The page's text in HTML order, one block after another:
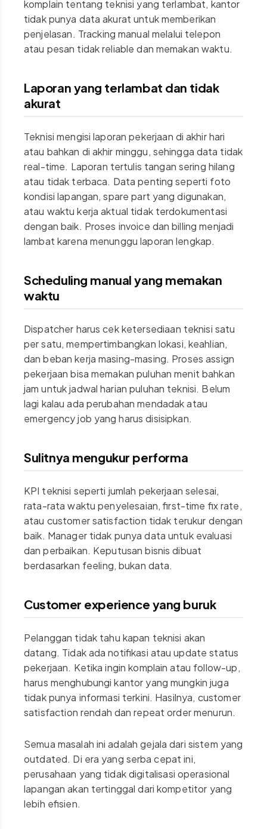
komplain tentang teknisi yang terlambat, kantor
tidak punya data akurat untuk memberikan
penjelasan. Tracking manual melalui telepon
atau pesan tidak reliable dan memakan waktu.
Laporan yang terlambat dan tidak
akurat
Teknisi mengisi laporan pekerjaan di akhir hari
atau bahkan di akhir minggu, sehingga data tidak
real-time. Laporan tertulis tangan sering hilang
atau tidak terbaca. Data penting seperti foto
kondisi lapangan, spare part yang digunakan,
atau waktu kerja aktual tidak terdokumentasi
dengan baik. Proses invoice dan billing menjadi
lambat karena menunggu laporan lengkap.
Scheduling manual yang memakan
waktu
Dispatcher harus cek ketersediaan teknisi satu
per satu, mempertimbangkan lokasi, keahlian,
dan beban kerja masing-masing. Proses assign
pekerjaan bisa memakan puluhan menit bahkan
jam untuk jadwal harian puluhan teknisi. Belum
lagi kalau ada perubahan mendadak atau
emergency job yang harus disisipkan.
Sulitnya mengukur performa
KPI teknisi seperti jumlah pekerjaan selesai,
rata-rata waktu penyelesaian, first-time fix rate,
atau customer satisfaction tidak terukur dengan
baik. Manager tidak punya data untuk evaluasi
dan perbaikan. Keputusan bisnis dibuat
berdasarkan feeling, bukan data.
Customer experience yang buruk
Pelanggan tidak tahu kapan teknisi akan
datang. Tidak ada notifikasi atau update status
pekerjaan. Ketika ingin komplain atau follow-up,
harus menghubungi kantor yang mungkin juga
tidak punya informasi terkini. Hasilnya, customer
satisfaction rendah dan repeat order menurun.
Semua masalah ini adalah gejala dari sistem yang
outdated. Di era yang serba cepat ini,
perusahaan yang tidak digitalisasi operasional
lapangan akan tertinggal dari kompetitor yang
lebih efisien.